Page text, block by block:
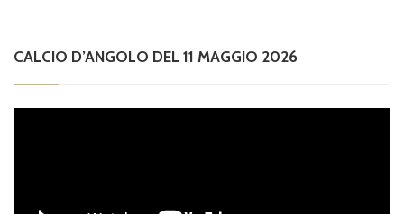
CALCIO D’ANGOLO DEL 11 MAGGIO 2026